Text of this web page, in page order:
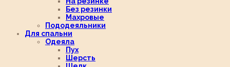
Без резинки
Махровые
Пододеяльники
Для спальни
Одеяла
Пух
Шерсть